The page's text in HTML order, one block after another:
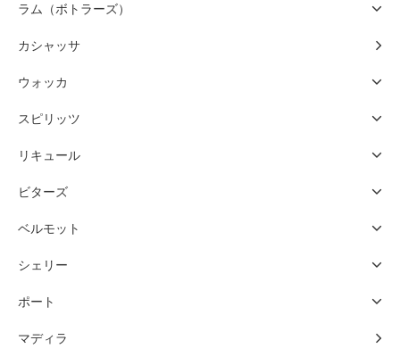
ラム（ボトラーズ）
カシャッサ
ウォッカ
スピリッツ
リキュール
ビターズ
ベルモット
シェリー
ポート
マディラ